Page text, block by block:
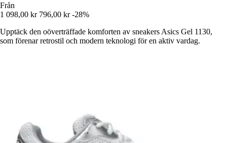
Från
1 098,00 kr 796,00 kr -28%
Upptäck den oöverträffade komforten av sneakers Asics Gel 1130,
som förenar retrostil och modern teknologi för en aktiv vardag.